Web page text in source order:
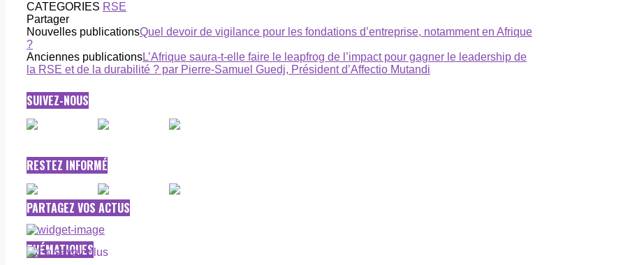
CATEGORIES RSE
Partager
Nouvelles publicationsQuel devoir de vigilance pour les fondations d’entreprise, notamment en Afrique
?
Anciennes publicationsL’Afrique saura-t-elle faire le leapfrog de l’impact pour gagner le leadership de
la RSE et de la durabilité ? par Pierre-Samuel Guedj, Président d’Affectio Mutandi
SUIVEZ-NOUS
RESTEZ INFORMÉ
PARTAGEZ VOS ACTUS
THÉMATIQUES